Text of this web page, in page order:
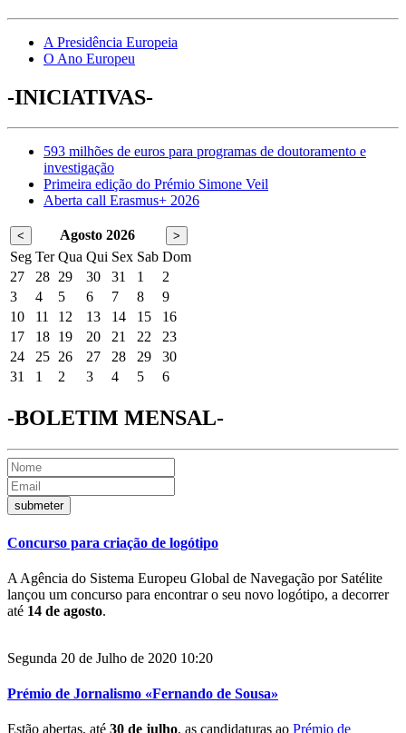
A Presidência Europeia
O Ano Europeu
-INICIATIVAS-
593 milhões de euros para programas de doutoramento e
investigação
Primeira edição do Prémio Simone Veil
Aberta call Erasmus+ 2026
< Agosto 2026 >
Seg Ter Qua Qui Sex Sab Dom
27
28 29 30 31 1
2
3
4 5 6 7 8
9
10
11 12 13 14 15
16
17
18 19 20 21 22
23
24
25 26 27 28 29
30
31
1 2 3 4 5 6
-BOLETIM MENSAL-
Concurso para criação de logótipo
A Agência do Sistema Europeu Global de Navegação por Satélite
lançou um concurso para encontrar o seu novo logótipo, a decorrer
até 14 de agosto.
Segunda 20 de Julho de 2020 10:20
Prémio de Jornalismo «Fernando de Sousa»
Estão abertas, até 30 de julho, as candidaturas ao Prémio de